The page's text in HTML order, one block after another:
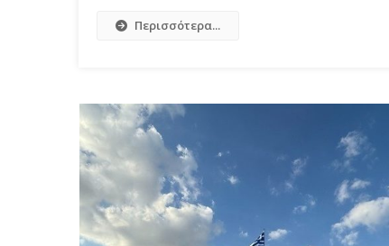
Περισσότερα...